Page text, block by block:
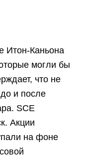
Итон-Каньона
могли бы
что не
и после
SCE
Акции
на фоне